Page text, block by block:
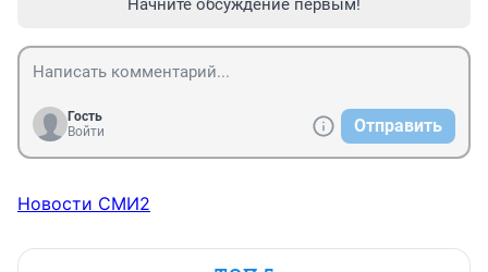
Начните обсуждение первым!
Гость
Войти
Отправить
Новости СМИ2